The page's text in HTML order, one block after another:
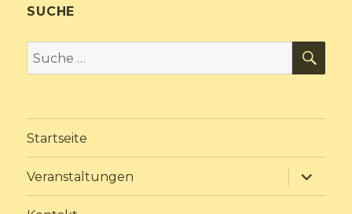
SUCHE
Suche
nach:
Startseite
Veranstaltungen